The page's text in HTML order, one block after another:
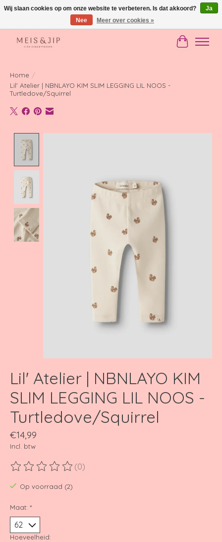
Gratis verzending in NL vanaf €150
Home /
Lil' Atelier | NBNLAYO KIM SLIM LEGGING LIL NOOS -
Turtledove/Squirrel
Lil' Atelier | NBNLAYO KIM
SLIM LEGGING LIL NOOS -
Turtledove/Squirrel
€14,99
Incl. btw
De beoordeling van dit product is
(0)
Op voorraad (2)
Maat: *
Hoeveelheid:
Wij slaan cookies op om onze website te verbeteren. Is dat akkoord?
Ja
Nee
Meer over cookies »